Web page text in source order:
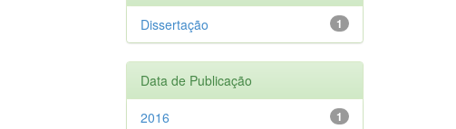
1
Dissertação
Data de Publicação
1
2016